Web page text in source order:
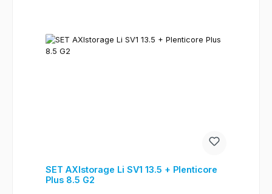
SET AXIstorage Li SV1 13.5 + Plenticore
Plus 8.5 G2